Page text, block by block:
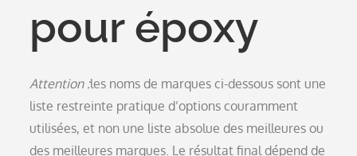
pour époxy
Attention :les noms de marques ci-dessous sont une
liste restreinte pratique d’options couramment
utilisées, et non une liste absolue des meilleures ou
des meilleures marques. Le résultat final dépend de